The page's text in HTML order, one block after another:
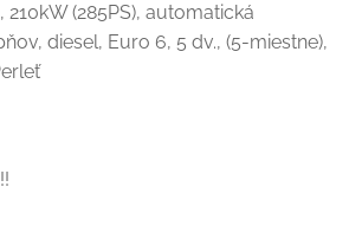
210kW (285PS), automatická
diesel, Euro 6, 5 dv., (5-miestne),